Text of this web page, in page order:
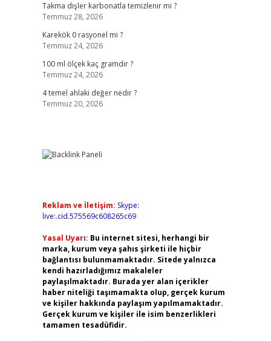
Takma dişler karbonatla temizlenir mi ?
Temmuz 28, 2026
Karekök 0 rasyonel mi ?
Temmuz 24, 2026
100 ml ölçek kaç gramdır ?
Temmuz 24, 2026
4 temel ahlaki değer nedir ?
Temmuz 20, 2026
Reklam ve İletişim: Skype:
live:.cid.575569c608265c69
Yasal Uyarı: Bu internet sitesi, herhangi bir
marka, kurum veya şahıs şirketi ile hiçbir
bağlantısı bulunmamaktadır. Sitede yalnızca
kendi hazırladığımız makaleler
paylaşılmaktadır. Burada yer alan içerikler
haber niteliği taşımamakta olup, gerçek kurum
ve kişiler hakkında paylaşım yapılmamaktadır.
Gerçek kurum ve kişiler ile isim benzerlikleri
tamamen tesadüfidir.